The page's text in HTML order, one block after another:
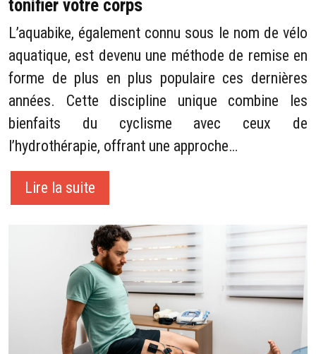
tonifier votre corps
L’aquabike, également connu sous le nom de vélo
aquatique, est devenu une méthode de remise en
forme de plus en plus populaire ces dernières
années. Cette discipline unique combine les
bienfaits du cyclisme avec ceux de
l’hydrothérapie, offrant une approche…
Lire la suite